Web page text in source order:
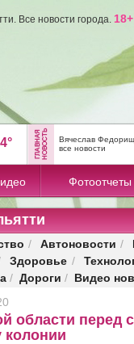
Все новости города. 18+
Вячеслав
все новости
Фотоотчеты
/ Автоновости /
Здоровье /
/ Дороги / Видео
области перед
колонии